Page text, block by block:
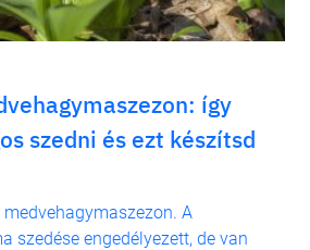
így
szedni és ezt készítsd
A
szedése engedélyezett, de van